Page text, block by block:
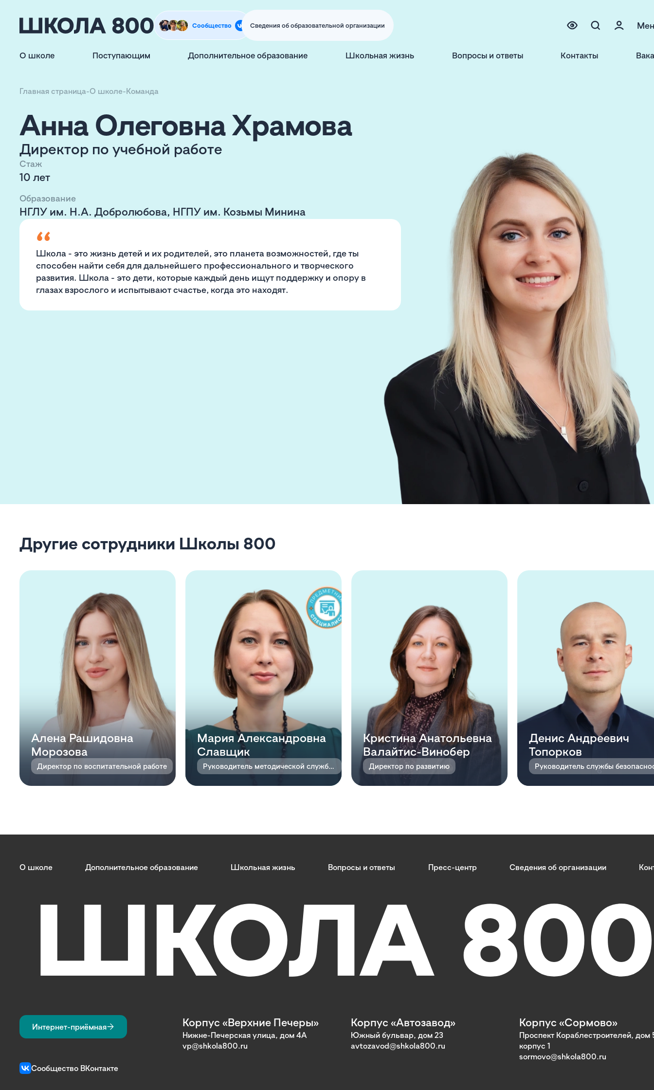
Сообщество Сведения об образовательной организации
О школе Поступающим Дополнительное образование Школьная жизнь Вопросы и ответы Контакты
Главная страница-О школе-Команда
Анна Олеговна Храмова
Директор по учебной работе
Стаж
10 лет
Образование
НГЛУ им. Н.А. Добролюбова, НГПУ им. Козьмы Минина
Школа - это жизнь детей и их родителей, это планета возможностей, где ты
способен найти себя для дальнейшего профессионального и творческого
развития. Школа - это дети, которые каждый день ищут поддержку и опору в
глазах взрослого и испытывают счастье, когда это находят.
Другие сотрудники Школы 800
Алена Рашидовна
Морозова
Директор по воспитательной работе
Мария Александровна
Славщик
Руководитель методической службы, специалист-предметник
Кристина Анатольевна
Валайтис-Винобер
Директор по развитию
Денис Андреевич
Топорков
О школе Дополнительное образование Школьная жизнь Вопросы и ответы Пресс-центр Сведения об организации
Интернет-приёмная Корпус «Верхние Печеры»
Нижне-Печерская улица, дом 4А
vp@shkola800.ru
Корпус «Автозавод»
Южный бульвар, дом 23
avtozavod@shkola800.ru
Корпус «Сормово»
Проспект Кораблестроителей, дом
корпус 1
sormovo@shkola800.ru
Сообщество ВКонтакте